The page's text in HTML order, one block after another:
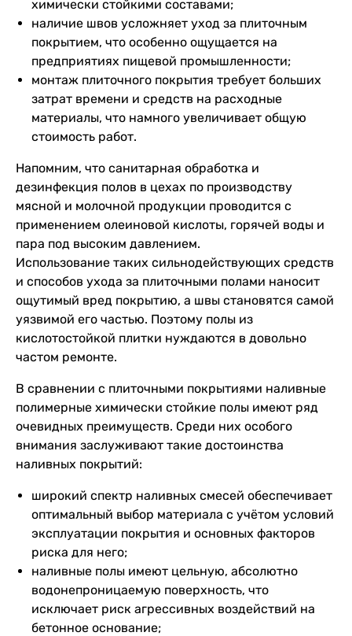
химически стойкими составами;
наличие швов усложняет уход за плиточным
покрытием, что особенно ощущается на
предприятиях пищевой промышленности;
монтаж плиточного покрытия требует больших
затрат времени и средств на расходные
материалы, что намного увеличивает общую
стоимость работ.
Напомним, что санитарная обработка и
дезинфекция полов в цехах по производству
мясной и молочной продукции проводится с
применением олеиновой кислоты, горячей воды и
пара под высоким давлением.
Использование таких сильнодействующих средств
и способов ухода за плиточными полами наносит
ощутимый вред покрытию, а швы становятся самой
уязвимой его частью. Поэтому полы из
кислотостойкой плитки нуждаются в довольно
частом ремонте.
В сравнении с плиточными покрытиями наливные
полимерные химически стойкие полы имеют ряд
очевидных преимуществ. Среди них особого
внимания заслуживают такие достоинства
наливных покрытий:
широкий спектр наливных смесей обеспечивает
оптимальный выбор материала с учётом условий
эксплуатации покрытия и основных факторов
риска для него;
наливные полы имеют цельную, абсолютно
водонепроницаемую поверхность, что
исключает риск агрессивных воздействий на
бетонное основание;